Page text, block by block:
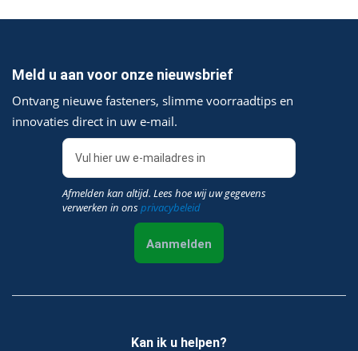
Meld u aan voor onze nieuwsbrief
Ontvang nieuwe fasteners, slimme voorraadtips en
innovaties direct in uw e‑mail.
Afmelden kan altijd. Lees hoe wij uw gegevens
verwerken in onsprivacybeleid
Aanmelden
Kan ik u helpen?